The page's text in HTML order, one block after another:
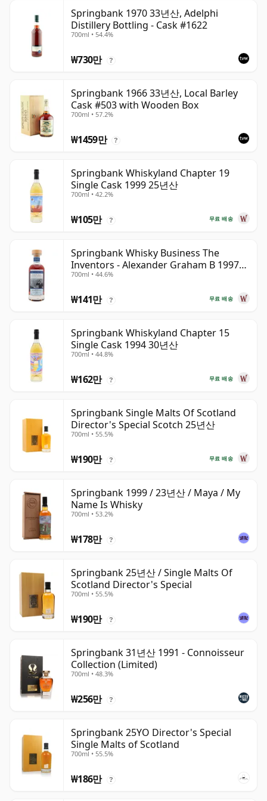
Springbank 1970 33년산, Adelphi
Distillery Bottling - Cask #1622
700ml • 54.4%
₩730만 ?
Springbank 1966 33년산, Local Barley
Cask #503 with Wooden Box
700ml • 57.2%
₩1459만 ?
Springbank Whiskyland Chapter 19
Single Cask 1999 25년산
700ml • 42.2%
무료 배송
₩105만 ?
Springbank Whisky Business The
Inventors - Alexander Graham B 1997
28년산
700ml • 44.6%
무료 배송
₩141만 ?
Springbank Whiskyland Chapter 15
Single Cask 1994 30년산
700ml • 44.8%
무료 배송
₩162만 ?
Springbank Single Malts Of Scotland
Director's Special Scotch 25년산
700ml • 55.5%
무료 배송
₩190만 ?
Springbank 1999 / 23년산 / Maya / My
Name Is Whisky
700ml • 53.2%
₩178만 ?
Springbank 25년산 / Single Malts Of
Scotland Director's Special
700ml • 55.5%
₩190만 ?
Springbank 31년산 1991 - Connoisseur
Collection (Limited)
700ml • 48.3%
₩256만 ?
Springbank 25YO Director's Special
Single Malts of Scotland
700ml • 55.5%
₩186만 ?